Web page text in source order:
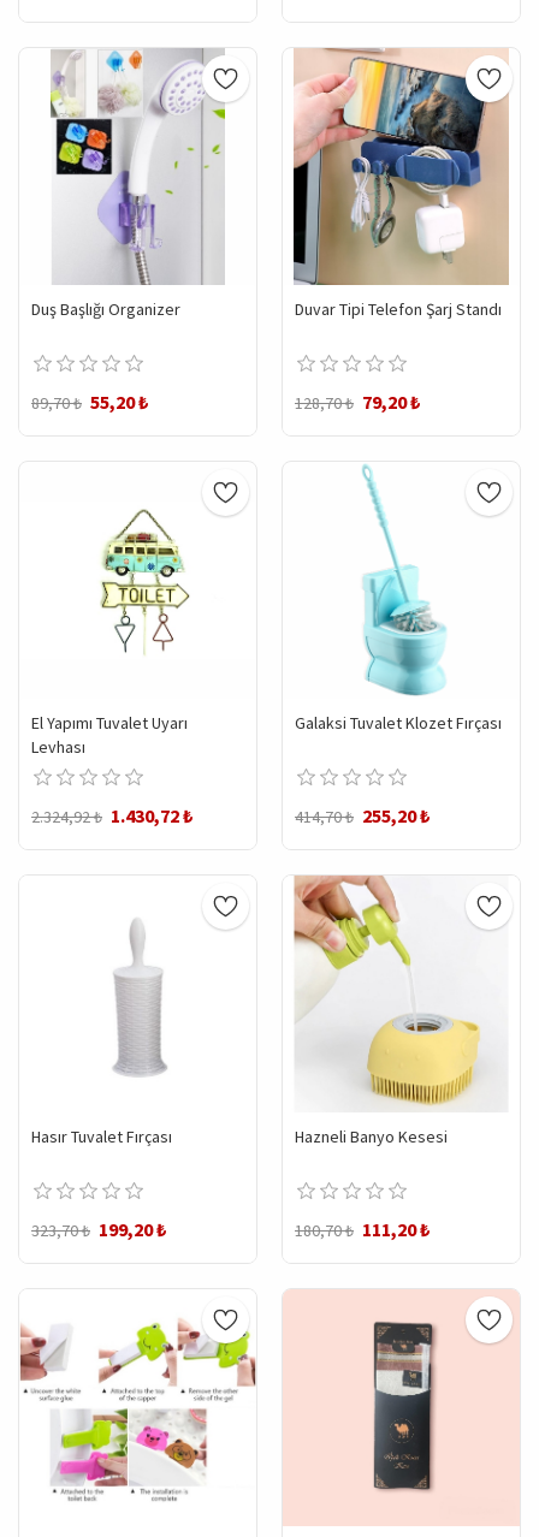
Duş Başlığı Organizer
89,70 ₺ 55,20 ₺
Duvar Tipi Telefon Şarj Standı
128,70 ₺ 79,20 ₺
El Yapımı Tuvalet Uyarı
Levhası
2.324,92 ₺ 1.430,72 ₺
Galaksi Tuvalet Klozet Fırçası
414,70 ₺ 255,20 ₺
Hasır Tuvalet Fırçası
323,70 ₺ 199,20 ₺
Hazneli Banyo Kesesi
180,70 ₺ 111,20 ₺